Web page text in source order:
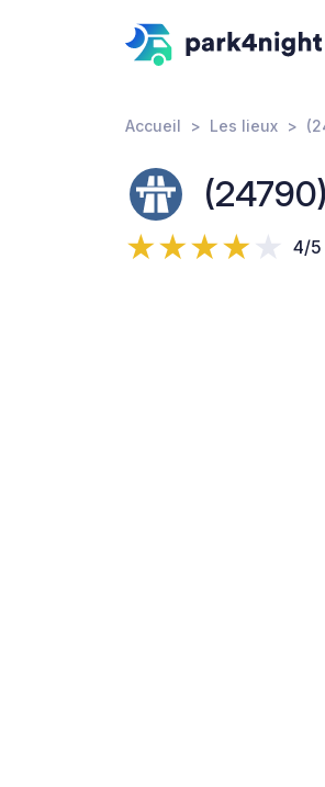
Accueil Les lieux
4/5